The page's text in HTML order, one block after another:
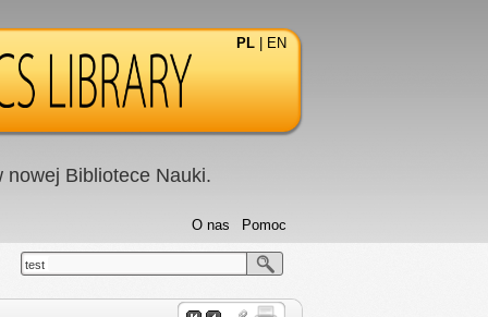
PL EN
nowej Bibliotece Nauki.
Pomoc
O nas
test